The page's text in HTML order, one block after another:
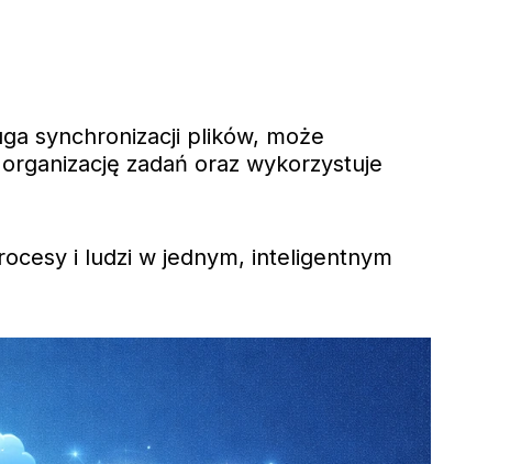
synchronizacji plików, może
zadań oraz wykorzystuje
i ludzi w jednym, inteligentnym